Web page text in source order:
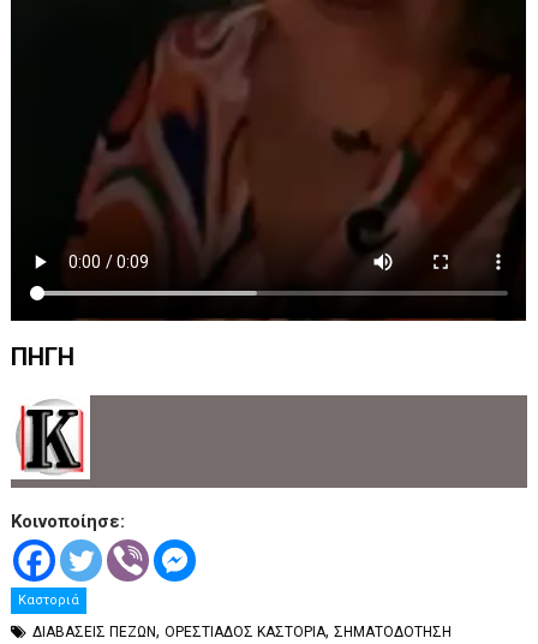
ΠΗΓΗ
Κοινοποίησε:
Καστοριά
ΔΙΑΒΑΣΕΙΣ ΠΕΖΩΝ,ΟΡΕΣΤΙΑΔΟΣ ΚΑΣΤΟΡΙΑ,ΣΗΜΑΤΟΔΟΤΗΣΗ